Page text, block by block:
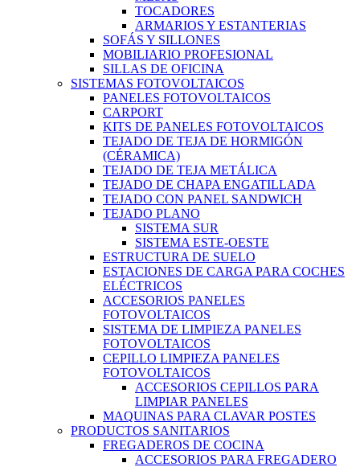
TOCADORES
ARMARIOS Y ESTANTERIAS
SOFÁS Y SILLONES
MOBILIARIO PROFESIONAL
SILLAS DE OFICINA
SISTEMAS FOTOVOLTAICOS
PANELES FOTOVOLTAICOS
CARPORT
KITS DE PANELES FOTOVOLTAICOS
TEJADO DE TEJA DE HORMIGÓN
(CÉRAMICA)
TEJADO DE TEJA METÁLICA
TEJADO DE CHAPA ENGATILLADA
TEJADO CON PANEL SANDWICH
TEJADO PLANO
SISTEMA SUR
SISTEMA ESTE-OESTE
ESTRUCTURA DE SUELO
ESTACIONES DE CARGA PARA COCHES
ELÉCTRICOS
ACCESORIOS PANELES
FOTOVOLTAICOS
SISTEMA DE LIMPIEZA PANELES
FOTOVOLTAICOS
CEPILLO LIMPIEZA PANELES
FOTOVOLTAICOS
ACCESORIOS CEPILLOS PARA
LIMPIAR PANELES
MAQUINAS PARA CLAVAR POSTES
PRODUCTOS SANITARIOS
FREGADEROS DE COCINA
ACCESORIOS PARA FREGADERO